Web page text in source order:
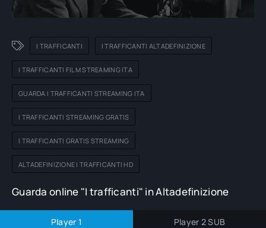
I TRAFFICANTI I TRAFFICANTI ALTADEFINIZIONE
I TRAFFICANTI FILM STREAMING ITA
GUARDA I TRAFFICANTI STREAMING ITA
I TRAFFICANTI STREAMING GRATIS
I TRAFFICANTI GRATIS STREAMING
ALTADEFINIZIONE I TRAFFICANTI HD
Guarda online "I trafficanti" in Altadefinizione
Player 1 Player 2 SUB